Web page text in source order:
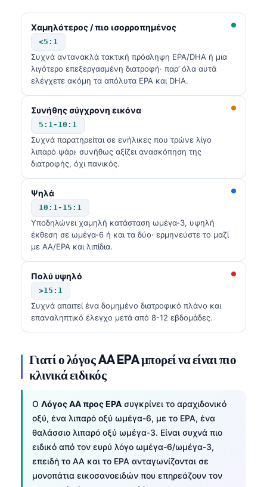
Χαμηλότερος / πιο ισορροπημένος
<5:1
Συχνά αντανακλά τακτική πρόσληψη EPA/DHA ή μια
λιγότερο επεξεργασμένη διατροφή· παρ’ όλα αυτά
ελέγχετε ακόμη τα απόλυτα EPA και DHA.
Συνήθης σύγχρονη εικόνα
5:1-10:1
Συχνά παρατηρείται σε ενήλικες που τρώνε λίγο
λιπαρό ψάρι· συνήθως αξίζει ανασκόπηση της
διατροφής, όχι πανικός.
Ψηλά
10:1-15:1
Υποδηλώνει χαμηλή κατάσταση ωμέγα-3, υψηλή
έκθεση σε ωμέγα-6 ή και τα δύο· ερμηνεύστε το μαζί
με AA/EPA και λιπίδια.
Πολύ υψηλό
>15:1
Συχνά απαιτεί ένα δομημένο διατροφικό πλάνο και
επαναληπτικό έλεγχο μετά από 8-12 εβδομάδες.
Γιατί ο λόγος AA EPA μπορεί να είναι πιο
κλινικά ειδικός
Ο Λόγος AA προς EPA συγκρίνει το αραχιδονικό
οξύ, ένα λιπαρό οξύ ωμέγα-6, με το EPA, ένα
θαλάσσιο λιπαρό οξύ ωμέγα-3. Είναι συχνά πιο
ειδικό από τον ευρύ λόγο ωμέγα-6/ωμέγα-3,
επειδή το AA και το EPA ανταγωνίζονται σε
μονοπάτια εικοσανοειδών που επηρεάζουν τον